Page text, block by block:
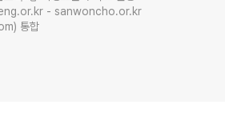
통합